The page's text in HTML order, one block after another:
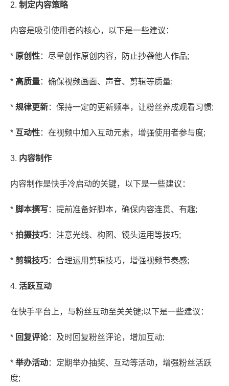
2. 制定内容策略
内容是吸引使用者的核心，以下是一些建议：
* 原创性：尽量创作原创内容，防止抄袭他人作品;
* 高质量：确保视频画面、声音、剪辑等质量;
* 规律更新：保持一定的更新频率，让粉丝养成观看习惯;
* 互动性：在视频中加入互动元素，增强使用者参与度;
3. 内容制作
内容制作是快手冷启动的关键，以下是一些建议：
* 脚本撰写：提前准备好脚本，确保内容连贯、有趣;
* 拍摄技巧：注意光线、构图、镜头运用等技巧;
* 剪辑技巧：合理运用剪辑技巧，增强视频节奏感;
4. 活跃互动
在快手平台上，与粉丝互动至关关键;以下是一些建议：
* 回复评论：及时回复粉丝评论，增加互动;
* 举办活动：定期举办抽奖、互动等活动，增强粉丝活跃
度;